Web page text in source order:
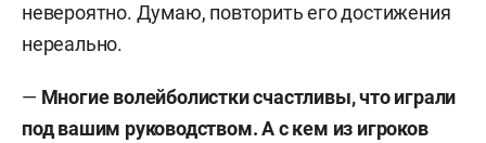
невероятно. Думаю, повторить его достижения
нереально.
— Многие волейболистки счастливы, что играли
под вашим руководством. А с кем из игроков